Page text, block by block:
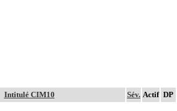
Intitulé CIM10 Sév. Actif DP